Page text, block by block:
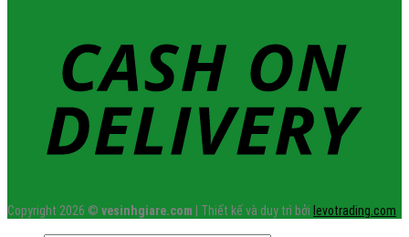
Copyright 2026 © vesinhgiare.com | Thiết kế và duy trì bởi levotrading.com